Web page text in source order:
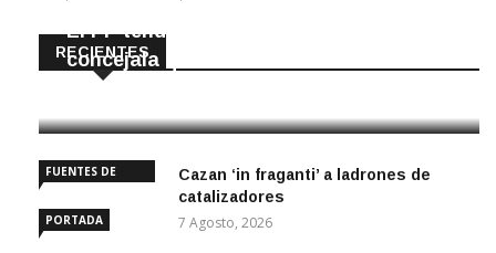
RECIENTES
El PP tendrá en Cañada Rosal una
concejala que no iba en la lista
FUENTES DE
PORTADA
Cazan ‘in fraganti’ a ladrones de
catalizadores
7 Agosto, 2026